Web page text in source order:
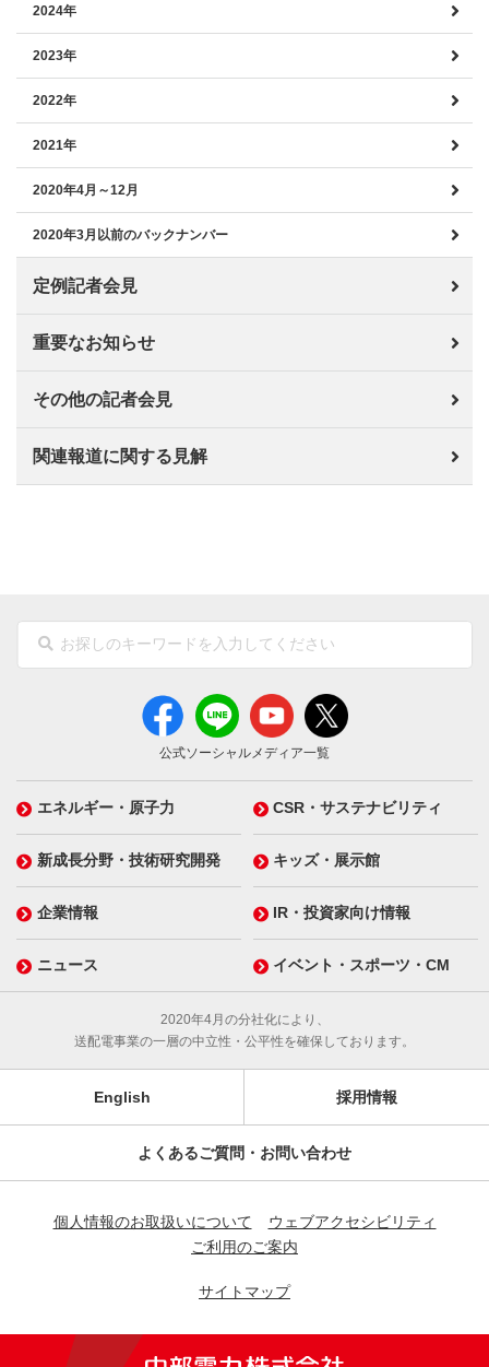
2024年
2023年
2022年
2021年
2020年4月～12月
2020年3月以前のバックナンバー
定例記者会見
重要なお知らせ
その他の記者会見
関連報道に関する見解
公式ソーシャルメディア一覧
エネルギー・原子力 CSR・サステナビリティ
新成長分野・技術研究開発 キッズ・展示館
企業情報 IR・投資家向け情報
ニュース イベント・スポーツ・CM
2020年4月の分社化により、
送配電事業の一層の中立性・公平性を確保しております。
English 採用情報
よくあるご質問・お問い合わせ
個人情報のお取扱いについて
ウェブアクセシビリティ
ご利用のご案内
サイトマップ